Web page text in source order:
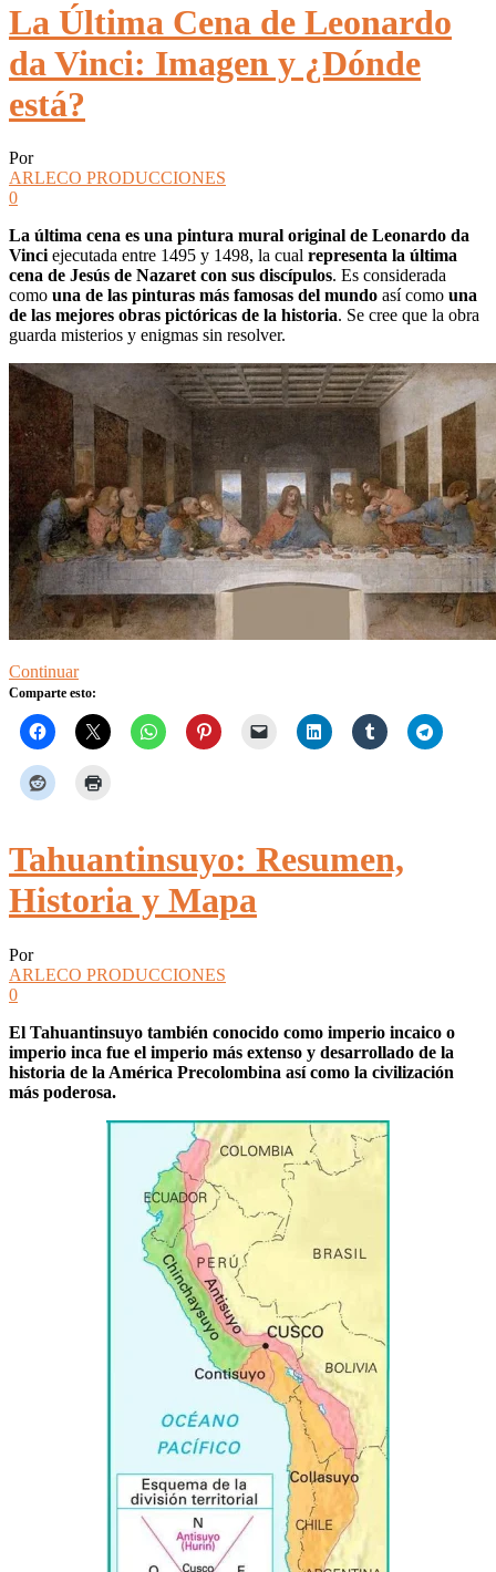
La Última Cena de Leonardo
da Vinci: Imagen y ¿Dónde
está?
Por
ARLECO PRODUCCIONES
0
La última cena es una pintura mural original de Leonardo da
Vinci ejecutada entre 1495 y 1498, la cual representa la última
cena de Jesús de Nazaret con sus discípulos. Es considerada
como una de las pinturas más famosas del mundo así como una
de las mejores obras pictóricas de la historia. Se cree que la obra
guarda misterios y enigmas sin resolver.
Continuar
Comparte esto:
Tahuantinsuyo: Resumen,
Historia y Mapa
Por
ARLECO PRODUCCIONES
0
El Tahuantinsuyo también conocido como imperio incaico o
imperio inca fue el imperio más extenso y desarrollado de la
historia de la América Precolombina así como la civilización
más poderosa.